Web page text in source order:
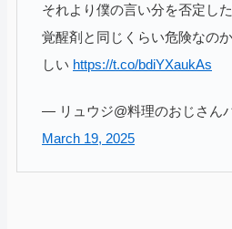
それより僕の言い分を否定し
覚醒剤と同じくらい危険なの
しい https://t.co/bdiYXaukAs
— リュウジ@料理のおじさん
March 19, 2025